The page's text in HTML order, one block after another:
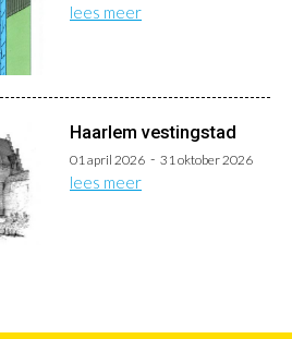
lees meer
Haarlem vestingstad
01 april 2026 31 oktober 2026
lees meer